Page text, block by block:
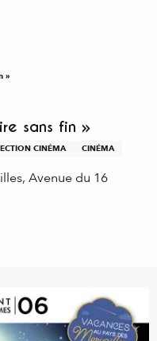
»
sans fin »
CINÉMA CINÉMA
Avenue du 16